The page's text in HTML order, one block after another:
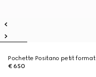
Pochette Positano petit format
€ 650